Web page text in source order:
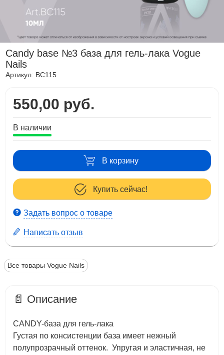
Candy base №3 база для гель-лака Vogue
Nails
Артикул: BC115
550,00 руб.
В наличии
В корзину
Купить сейчас!
Задать вопрос о товаре
Написать отзыв
Все товары Vogue Nails
📄 Описание
CANDY-база для гель-лака
Густая по консистенции база имеет нежный
полупрозрачный оттенок. Упругая и эластичная, не